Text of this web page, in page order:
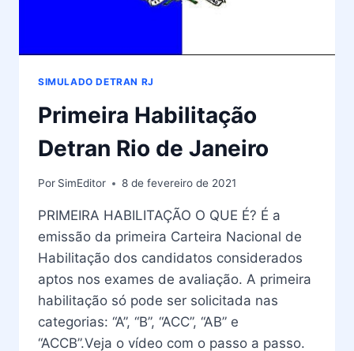
SIMULADO DETRAN RJ
Primeira Habilitação
Detran Rio de Janeiro
Por SimEditor 8 de fevereiro de 2021
PRIMEIRA HABILITAÇÃO O QUE É? É a
emissão da primeira Carteira Nacional de
Habilitação dos candidatos considerados
aptos nos exames de avaliação. A primeira
habilitação só pode ser solicitada nas
categorias: “A”, “B”, “ACC”, “AB” e
“ACCB”.Veja o vídeo com o passo a passo.